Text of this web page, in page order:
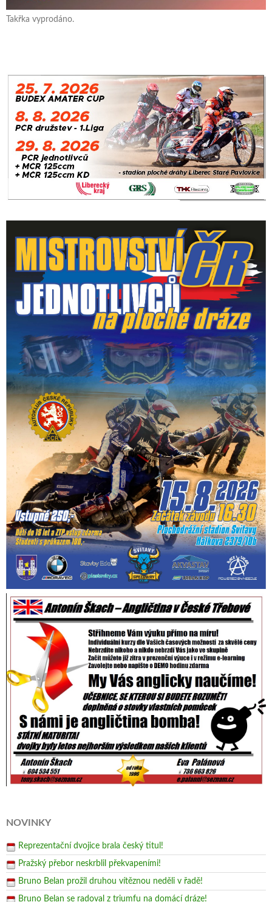
Takřka vyprodáno.
NOVINKY
Reprezentační dvojice brala český titul!
Pražský přebor neskrblil překvapeními!
Bruno Belan prožil druhou vítěznou neděli v řadě!
Bruno Belan se radoval z triumfu na domácí dráze!